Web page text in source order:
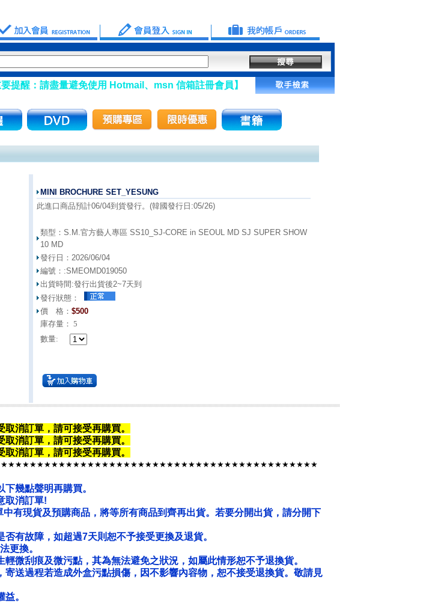
盡量避免使用 Hotmail、msn 信箱註冊會員】
MINI BROCHURE SET_YESUNG
此進口商品預計06/04到貨發行。(韓國發行日:05/26)
類型： S.M.官方藝人專區 SS10_SJ-CORE in SEOUL MD SJ SUPER SHOW
10 MD
發行日： 2026/06/04
編號：:SMEOMD019050
出貨時間:發行出貨後2~7天到
發行狀態：
價 格： $500
庫存量： 5
數量:
消訂單，請可接受再購買。
取消訂單，請可接受再購買。
取消訂單，請可接受再購買。
★★
幾點聲明再購買。
取消訂單!
有現貨及預購商品，將等所有商品到齊再出貨。若要分開出貨，請分開下
有故障，如超過7天則恕不予接受更換及退貨。
更換。
微刮痕及微污點，其為無法避免之狀況，如屬此情形恕不予退換貨。
送過程若造成外盒污點損傷，因不影響內容物，恕不接受退換貨。敬請見
。